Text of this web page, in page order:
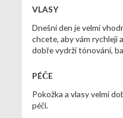
VLASY
Dnešní den je velmi
chcete, aby vám rychleji
dobře vydrží tónování,
PÉČE
Pokožka a vlasy velmi
péči.